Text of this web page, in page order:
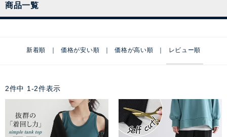
商品一覧
新着順 価格が安い順 価格が高い順 レビュー順
2件中 1 -2件表示